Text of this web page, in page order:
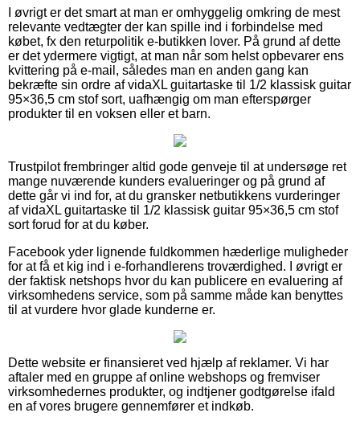
I øvrigt er det smart at man er omhyggelig omkring de mest
relevante vedtægter der kan spille ind i forbindelse med
købet, fx den returpolitik e-butikken lover. På grund af dette
er det ydermere vigtigt, at man når som helst opbevarer ens
kvittering på e-mail, således man en anden gang kan
bekræfte sin ordre af vidaXL guitartaske til 1/2 klassisk guitar
95×36,5 cm stof sort, uafhængig om man efterspørger
produkter til en voksen eller et barn.
Trustpilot frembringer altid gode genveje til at undersøge ret
mange nuværende kunders evalueringer og på grund af
dette går vi ind for, at du gransker netbutikkens vurderinger
af vidaXL guitartaske til 1/2 klassisk guitar 95×36,5 cm stof
sort forud for at du køber.
Facebook yder lignende fuldkommen hæderlige muligheder
for at få et kig ind i e-forhandlerens troværdighed. I øvrigt er
der faktisk netshops hvor du kan publicere en evaluering af
virksomhedens service, som på samme måde kan benyttes
til at vurdere hvor glade kunderne er.
Dette website er finansieret ved hjælp af reklamer. Vi har
aftaler med en gruppe af online webshops og fremviser
virksomhedernes produkter, og indtjener godtgørelse ifald
en af vores brugere gennemfører et indkøb.